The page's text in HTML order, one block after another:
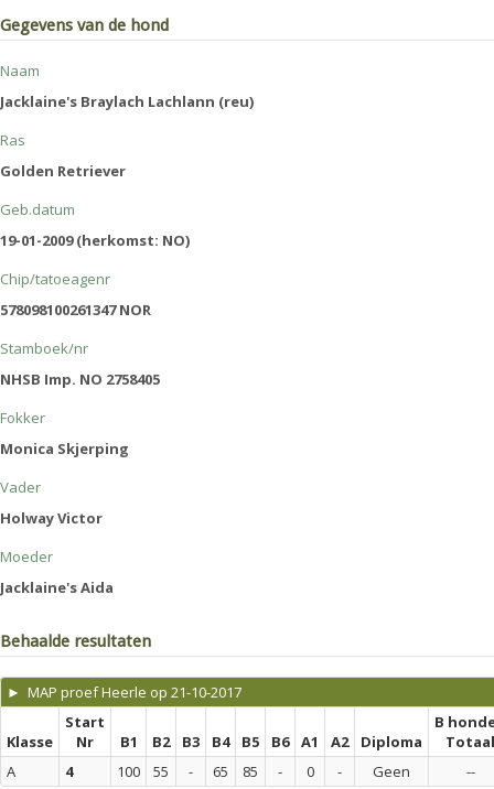
Gegevens van de hond
Naam
Jacklaine's Braylach Lachlann (reu)
Ras
Golden Retriever
Geb.datum
19-01-2009 (herkomst: NO)
Chip/tatoeagenr
578098100261347 NOR
Stamboek/nr
NHSB Imp. NO 2758405
Fokker
Monica Skjerping
Vader
Holway Victor
Moeder
Jacklaine's Aida
Behaalde resultaten
► MAP proef Heerle op 21-10-2017
Klasse
Start
Nr
B1 B2 B3 B4 B5 B6 A1 A2 Diploma
B
Totaal
A
4 100 55 - 65 85 - 0 - Geen --